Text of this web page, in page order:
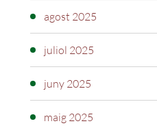
agost 2025
juliol 2025
juny 2025
maig 2025